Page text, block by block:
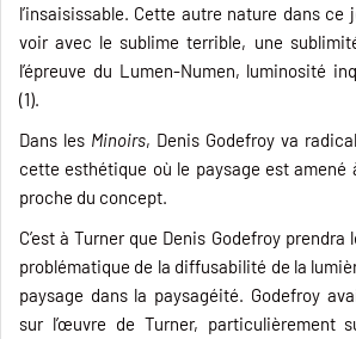
l’insaisissable. Cette autre nature dans ce
voir avec le sublime terrible, une
l’épreuve du Lumen-Numen, luminosité
(1).
Dans les Minoirs, Denis Godefroy va
cette esthétique où le paysage est amené
proche du concept.
C’est à Turner que Denis Godefroy
problématique de la diffusabilité de la
paysage dans la paysagéité. Godefroy
sur l’œuvre de Turner, particulièrement